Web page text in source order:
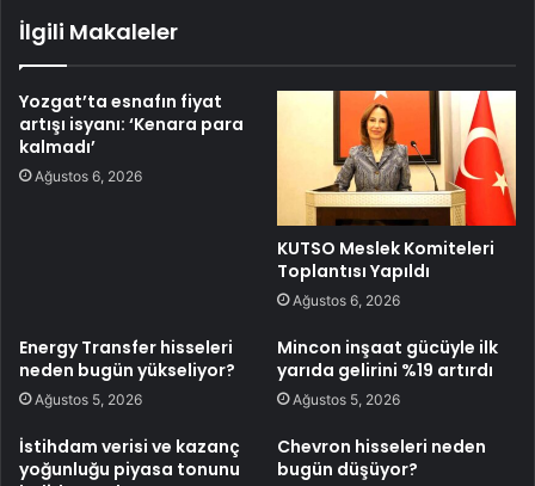
İlgili Makaleler
Yozgat’ta esnafın fiyat
artışı isyanı: ‘Kenara para
kalmadı’
Ağustos 6, 2026
KUTSO Meslek Komiteleri
Toplantısı Yapıldı
Ağustos 6, 2026
Energy Transfer hisseleri
neden bugün yükseliyor?
Ağustos 5, 2026
Mincon inşaat gücüyle ilk
yarıda gelirini %19 artırdı
Ağustos 5, 2026
İstihdam verisi ve kazanç
yoğunluğu piyasa tonunu
Chevron hisseleri neden
bugün düşüyor?